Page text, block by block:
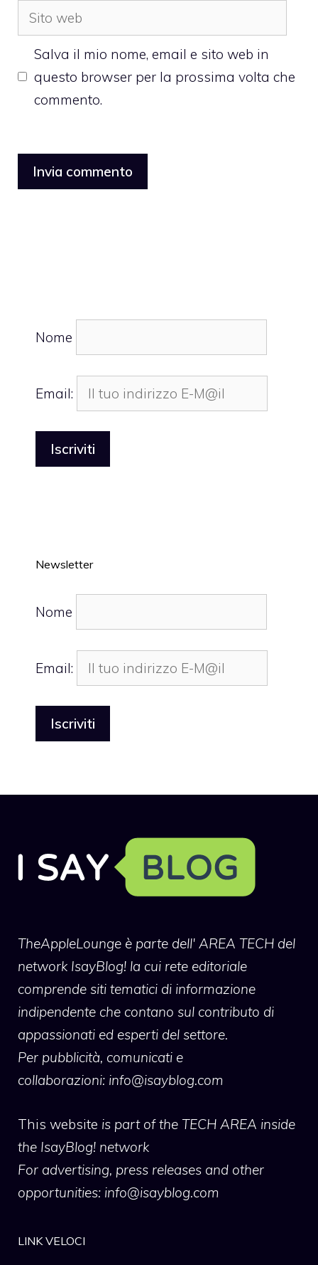
Sito
web
Salva il mio nome, email e sito web in
questo browser per la prossima volta che
commento.
Nome
Email:
Newsletter
Nome
Email:
TheAppleLounge è parte dell' AREA TECH del
network IsayBlog! la cui rete editoriale
comprende siti tematici di informazione
indipendente che contano sul contributo di
appassionati ed esperti del settore.
Per pubblicità, comunicati e
collaborazioni: info@isayblog.com
This website is part of the TECH AREA inside
the IsayBlog! network
For advertising, press releases and other
opportunities: info@isayblog.com
LINK VELOCI